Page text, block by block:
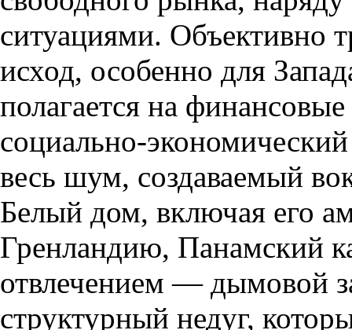
ситуациями. Объективно
исход, особенно для
полагается на
социально-
весь шум, создаваемый
Белый дом, включая его
Гренландию, Панамский
отвлечением — дымовой
структурный недуг,